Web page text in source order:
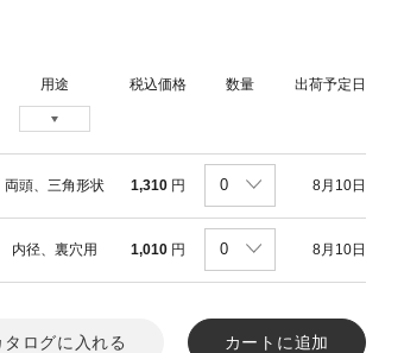
用途 税込価格 数量 出荷予定日
両頭、三角形状 1,310 円 8月10日
内径、裏穴用 1,010 円 8月10日
タログに入れる カートに追加